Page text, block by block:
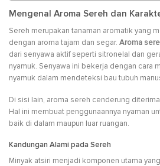
Mengenal Aroma Sereh dan
Sereh merupakan tanaman aromatik yang
dengan aroma tajam dan segar. Aroma
dari senyawa aktif seperti sitronelal dan
nyamuk. Senyawa ini bekerja dengan cara
nyamuk dalam mendeteksi bau tubuh
Di sisi lain, aroma sereh cenderung
Hal ini membuat penggunaannya nyaman
baik di dalam maupun luar ruangan.
Kandungan Alami pada Sereh
Minyak atsiri menjadi komponen utama